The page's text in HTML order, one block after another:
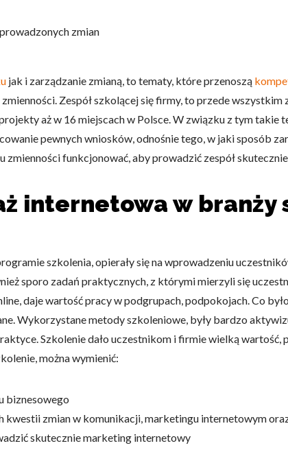
zmian
jak i zarządzanie zmianą, to tematy, które przenoszą
Zespół szkolącej się firmy, to przede
aż w 16 miejscach w Polsce. W związku z tym takie
pewnych wniosków, odnośnie tego, w jaki sposób
funkcjonować, aby prowadzić zespół
internetowa w branży
szkolenia, opierały się na wprowadzeniu
sporo zadań praktycznych, z którymi mierzyli się
daje wartość pracy w podgrupach, podpokojach. Co
Wykorzystane metody szkoleniowe, były bardzo
Szkolenie dało uczestnikom i firmie wielką wartość,
można wymienić:
biznesowego
zmian w komunikacji, marketingu internetowym
skutecznie marketing internetowy